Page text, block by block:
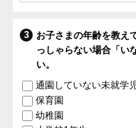
お子さまの年齢を教え
っしゃらない場合「い
い。
通園していない未就学
保育園
幼稚園